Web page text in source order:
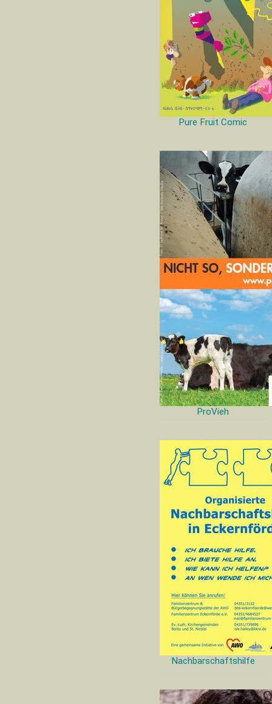
Pure Fruit Comic
ProVieh
Nachbarschaftshilfe